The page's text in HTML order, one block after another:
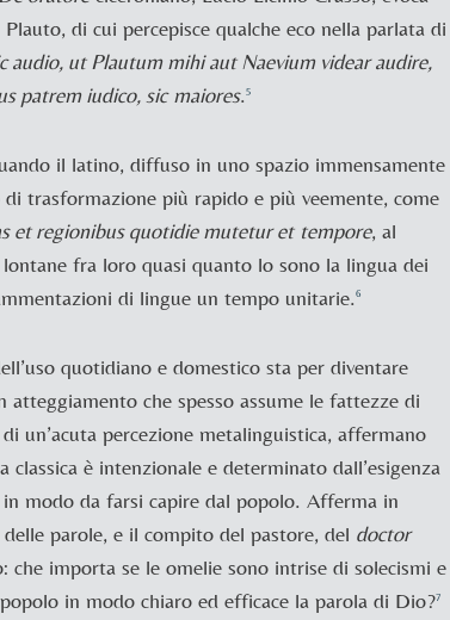
Plauto, di cui percepisce qualche eco nella parlata di
audio, ut Plautum mihi aut Naevium videar audire,
patrem iudico, sic maiores. 5
il latino, diffuso in uno spazio immensamente
trasformazione più rapido e più veemente, come
et regionibus quotidie mutetur et tempore, al
fra loro quasi quanto lo sono la lingua dei
di lingue un tempo unitarie. 6
quotidiano e domestico sta per diventare
che spesso assume le fattezze di
un’acuta percezione metalinguistica, affermano
è intenzionale e determinato dall’esigenza
modo da farsi capire dal popolo. Afferma in
parole, e il compito del pastore, del doctor
importa se le omelie sono intrise di solecismi e
in modo chiaro ed efficace la parola di Dio?7